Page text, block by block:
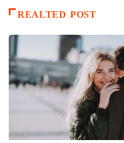
REALTED POST